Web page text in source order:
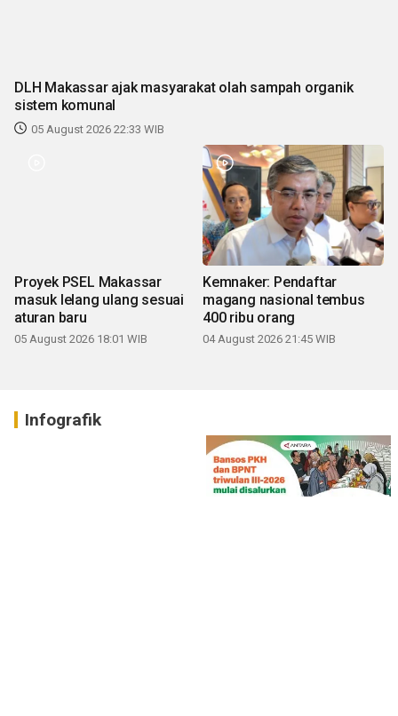
DLH Makassar ajak masyarakat olah sampah organik
sistem komunal
05 August 2026 22:33 WIB
Proyek PSEL Makassar
masuk lelang ulang sesuai
aturan baru
05 August 2026 18:01 WIB
Kemnaker: Pendaftar
magang nasional tembus
400 ribu orang
04 August 2026 21:45 WIB
Infografik